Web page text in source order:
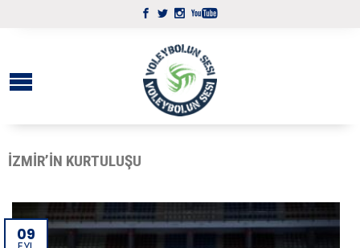
İZMIR’IN KURTULUŞU
09